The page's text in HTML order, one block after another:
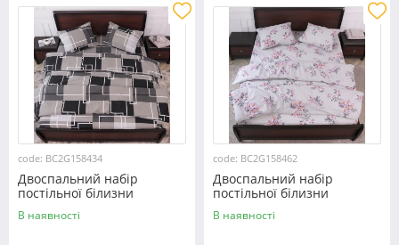
code: BC2G158434
Двоспальний набір
постільної білизни
180*220 із Бязі "Gold"
№158434 Черешенка™
В наявності
code: BC2G158462
Двоспальний набір
постільної білизни
180*220 із Бязі "Gold"
№158462 Черешенька™
В наявності